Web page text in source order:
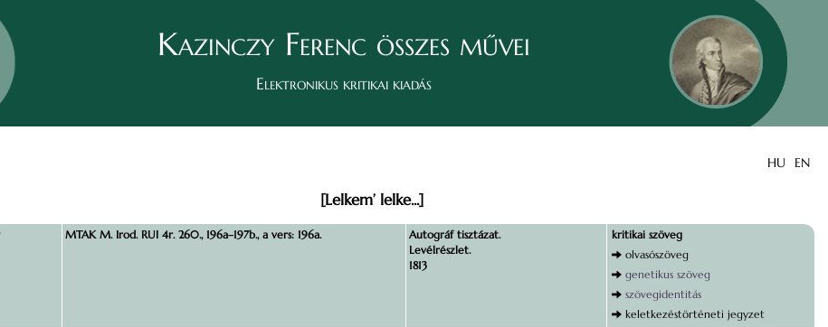
Kazinczy Ferenc összes művei
Elektronikus kritikai kiadás
HU EN
[Lelkem’ lelke...]
MTAK M. Irod. RUI 4r. 260., 196a–197b., a vers: 196a.
Autográf tisztázat.
Levélrészlet.
1813
kritikai szöveg
olvasószöveg
genetikus szöveg
szövegidentitás
keletkezéstörténeti jegyzet